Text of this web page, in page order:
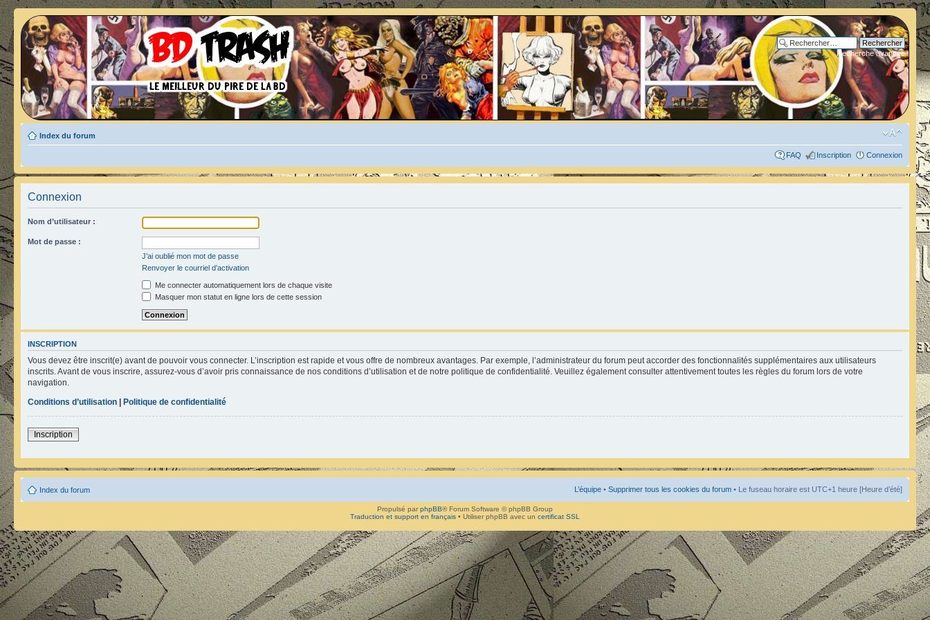
Recherche avancée
Index du forum
FAQ Inscription Connexion
Connexion
Nom d’utilisateur :
Mot de passe :
J’ai oublié mon mot de passe
Renvoyer le courriel d’activation
Me connecter automatiquement lors de chaque visite
Masquer mon statut en ligne lors de cette session
INSCRIPTION
Vous devez être inscrit(e) avant de pouvoir vous connecter. L’inscription est rapide et vous offre de nombreux avantages. Par exemple, l’administrateur du forum peut accorder des fonctionnalités supplémentaires aux utilisateurs
inscrits. Avant de vous inscrire, assurez-vous d’avoir pris connaissance de nos conditions d’utilisation et de notre politique de confidentialité. Veuillez également consulter attentivement toutes les règles du forum lors de votre
navigation.
Conditions d’utilisation | Politique de confidentialité
Inscription
Index du forum L’équipe • Supprimer tous les cookies du forum • Le fuseau horaire est UTC+1 heure [Heure d’été]
Propulsé par phpBB® Forum Software © phpBB Group
Traduction et support en français • Utiliser phpBB avec un certificat SSL